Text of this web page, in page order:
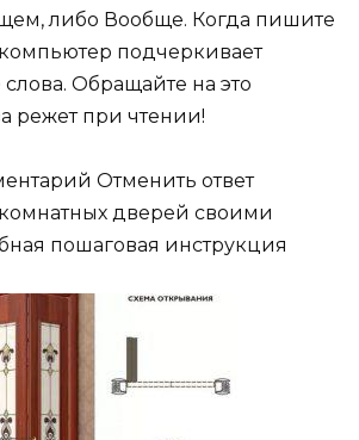
либо Вообще. Когда пишите
подчеркивает
Обращайте на это
режет при чтении!
Отменить ответ
дверей своими
пошаговая инструкция